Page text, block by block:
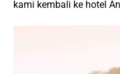
kami kembali ke hotel